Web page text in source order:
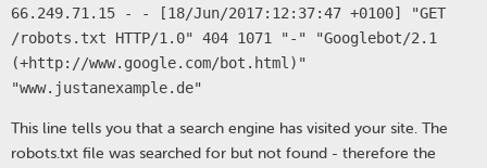
66.249.71.15 - - [18/Jun/2017:12:37:47 +0100] "GET
/robots.txt HTTP/1.0" 404 1071 "-" "Googlebot/2.1
(+http://www.google.com/bot.html)"
"www.justanexample.de"
This line tells you that a search engine has visited your site. The
robots.txt file was searched for but not found - therefore the